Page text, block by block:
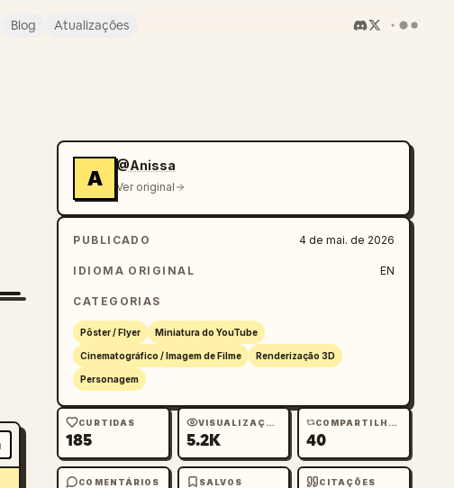
Blog Atualizações
A
@Anissa
Ver original
PUBLICADO 4 de mai. de 2026
IDIOMA ORIGINAL EN
CATEGORIAS
Pôster / Flyer Miniatura do YouTube
Cinematográfico / Imagem de Filme Renderização 3D
Personagem
CURTIDAS
185
VISUALIZAÇÕES
5.2K
COMPARTILHAMENTOS
40
COMENTÁRIOS SALVOS CITAÇÕES